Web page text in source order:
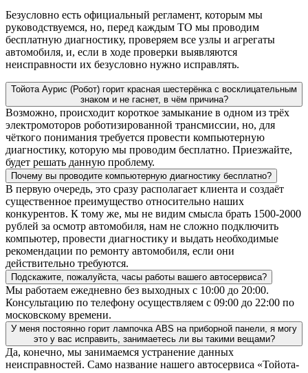
Безусловно есть официальный регламент, которым мы
руководствуемся, но, перед каждым ТО мы проводим
бесплатную диагностику, проверяем все узлы и агрегаты
автомобиля, и, если в ходе проверки выявляются
неисправности их безусловно нужно исправлять.
Тойота Аурис (Робот) горит красная шестерёнка с восклицательным
знаком и не гаснет, в чём причина?
Возможно, происходит короткое замыкание в одном из трёх
электромоторов роботизированной трансмиссии, но, для
чёткого понимания требуется провести компьютерную
диагностику, которую мы проводим бесплатно. Приезжайте,
будет решать данную проблему.
Почему вы проводите компьютерную диагностику бесплатно?
В первую очередь, это сразу располагает клиента и создаёт
существенное преимущество относительно наших
конкурентов. К тому же, мы не видим смысла брать 1500-2000
рублей за осмотр автомобиля, нам не сложно подключить
компьютер, провести диагностику и выдать необходимые
рекомендации по ремонту автомобиля, если они
действительно требуются.
Подскажите, пожалуйста, часы работы вашего автосервиса?
Мы работаем ежедневно без выходных с 10:00 до 20:00.
Консультацию по телефону осуществляем с 09:00 до 22:00 по
московскому времени.
У меня постоянно горит лампочка ABS на приборной панели, я могу
это у вас исправить, занимаетесь ли вы такими вещами?
Да, конечно, мы занимаемся устранение данных
неисправностей. Само название нашего автосервиса «Тойота-